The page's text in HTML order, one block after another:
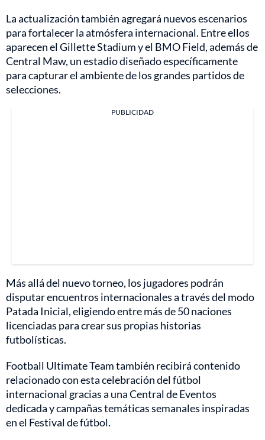
La actualización también agregará nuevos escenarios
para fortalecer la atmósfera internacional. Entre ellos
aparecen el Gillette Stadium y el BMO Field, además de
Central Maw, un estadio diseñado específicamente
para capturar el ambiente de los grandes partidos de
selecciones.
PUBLICIDAD
Más allá del nuevo torneo, los jugadores podrán
disputar encuentros internacionales a través del modo
Patada Inicial, eligiendo entre más de 50 naciones
licenciadas para crear sus propias historias
futbolísticas.
Football Ultimate Team también recibirá contenido
relacionado con esta celebración del fútbol
internacional gracias a una Central de Eventos
dedicada y campañas temáticas semanales inspiradas
en el Festival de fútbol.